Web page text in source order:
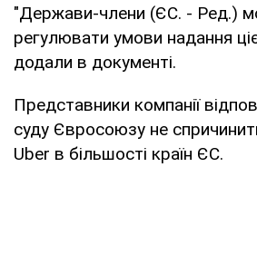
"Держави-члени (ЄС. - Ред.)
регулювати умови надання
додали в документі.
Представники компанії
суду Євросоюзу не
Uber в більшості країн ЄС.